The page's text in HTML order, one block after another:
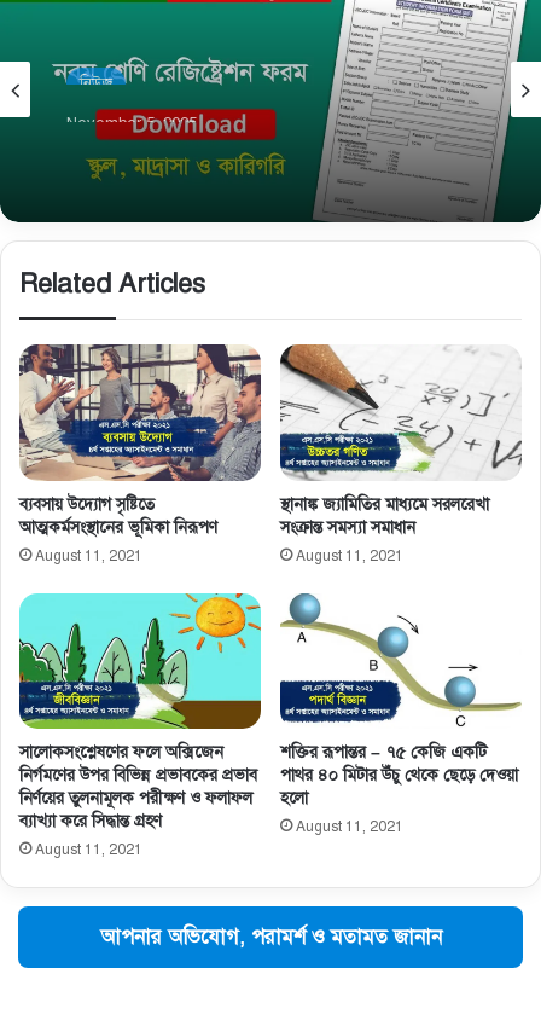
নিউজ
November 5, 2025
নবম শ্রেণি রেজিষ্ট্রেশন তথ্য সংগ্রহের ফরম ও জরুরি
নির্দেশনা
Related Articles
ব্যবসায় উদ্যোগ সৃষ্টিতে
আত্মকর্মসংস্থানের ভূমিকা নিরূপণ
August 11, 2021
স্থানাঙ্ক জ্যামিতির মাধ্যমে সরলরেখা
সংক্রান্ত সমস্যা সমাধান
August 11, 2021
সালােকসংশ্লেষণের ফলে অক্সিজেন
নির্গমণের উপর বিভিন্ন প্রভাবকের প্রভাব
নির্ণয়ের তুলনামূলক পরীক্ষণ ও ফলাফল
ব্যাখ্যা করে সিদ্ধান্ত গ্রহণ
August 11, 2021
শক্তির রূপান্তর – ৭৫ কেজি একটি
পাথর ৪০ মিটার উঁচু থেকে ছেড়ে দেওয়া
হলো
August 11, 2021
আপনার অভিযোগ, পরামর্শ ও মতামত জানান